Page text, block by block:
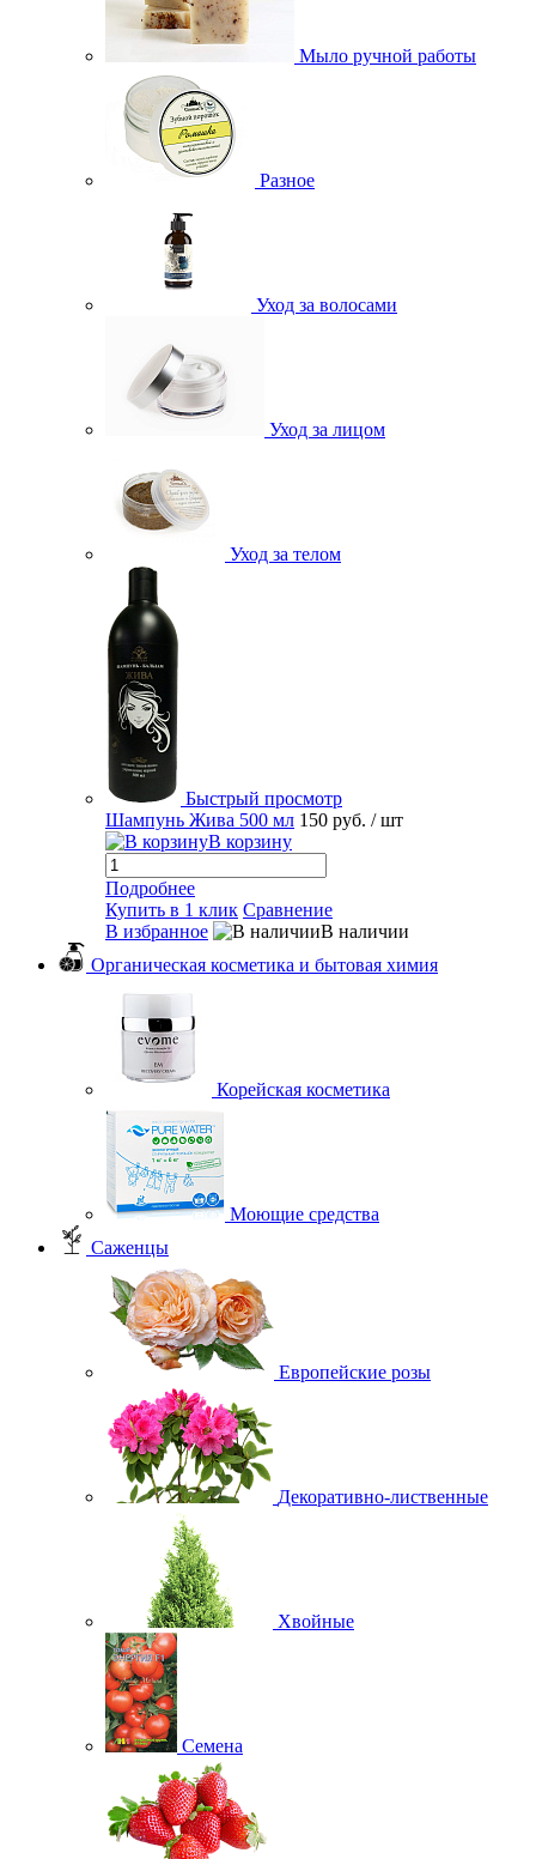
Мыло ручной работы
Разное
Уход за волосами
Уход за лицом
Уход за телом
Быстрый просмотр
Шампунь Жива 500 мл 150 руб. / шт
В корзину
Подробнее
Купить в 1 клик Сравнение
В избранное
В наличии
Органическая косметика и бытовая химия
Корейская косметика
Моющие средства
Саженцы
Европейские розы
Декоративно-лиственные
Хвойные
Семена